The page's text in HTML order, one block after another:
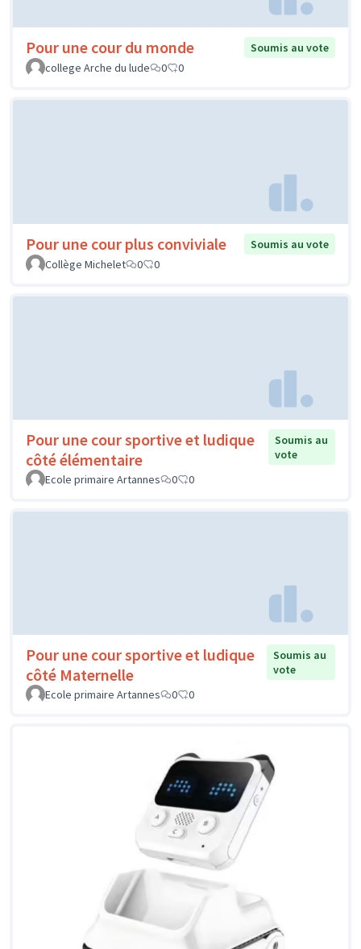
Pour une cour du monde
Soumis au vote
college Arche du lude
0 0
Pour une cour plus conviviale
Soumis au vote
Collège Michelet
0 0
Pour une cour sportive et ludique
côté élémentaire
Soumis au
vote
Ecole primaire Artannes
0 0
Pour une cour sportive et ludique
côté Maternelle
Soumis au
vote
Ecole primaire Artannes
0 0